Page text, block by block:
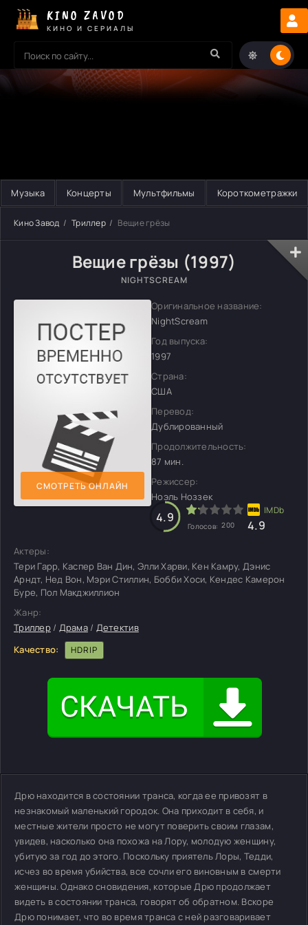
KINO ZAVOD
КИНО И СЕРИАЛЫ
Музыка Концерты Мультфильмы Короткометражки
Кино Завод Триллер Вещие грёзы
Вещие грёзы (1997)
NIGHTSCREAM
СМОТРЕТЬ ОНЛАЙН
Оригинальное название:
NightScream
Год выпуска:
1997
Страна:
США
Перевод:
Дублированный
Продолжительность:
87 мин.
Режиссер:
Ноэль Ноззек
4.9
Голосов: 200 4.9
Актеры:
Тери Гарр, Каспер Ван Дин, Элли Харви, Кен Камру, Дэнис
Арндт, Нед Вон, Мэри Стиллин, Бобби Хоси, Кендес Камерон
Буре, Пол Макджиллион
Жанр:
Триллер/ Драма/ Детектив
Качество:
HDRIP
Дрю находится в состоянии транса, когда ее привозят в
незнакомый маленький городок. Она приходит в себя, и
местные жители просто не могут поверить своим глазам,
увидев, насколько она похожа на Лору, молодую женщину,
убитую за год до этого. Поскольку приятель Лоры, Тедди,
исчез во время убийства, все сочли его виновным в смерти
женщины. Однако сновидения, которые Дрю продолжает
видеть в состоянии транса, говорят об обратном. Вскоре
Дрю понимает, что во время транса с ней разговаривает